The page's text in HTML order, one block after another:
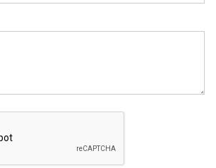
делу ОНПС и тяжело больному
вспомните. Арест бизнесмена
— из той же части. Поэтому, здесь одно
— прокурорский судья, в
суде нет оправдательных